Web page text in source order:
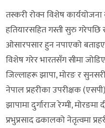
तस्करी रोक्न विशेष
हतियारसहित गस्ती सुरु गरेपछि
ओसारपसार हुन नपाएको
विशेष गरेर भारतसँग सीमा
जिल्लाहरू झापा, मोरङ र
नेपाल प्रहरीका उपरीक्षक
झापामा दुर्गाराज रेग्मी,
प्रभुप्रसाद ढकालको नेतृत्वमा